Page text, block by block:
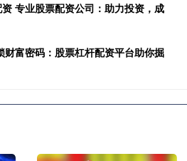
专业股票配资公司：助力投资，成
财富密码：股票杠杆配资平台助你掘